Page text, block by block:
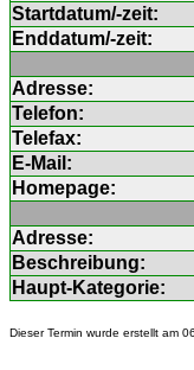
Startdatum/-zeit:
Enddatum/-zeit:
Adresse:
Telefon:
Telefax:
E-Mail:
Homepage:
Adresse:
Beschreibung:
Haupt-Kategorie:
Dieser Termin wurde erstellt am